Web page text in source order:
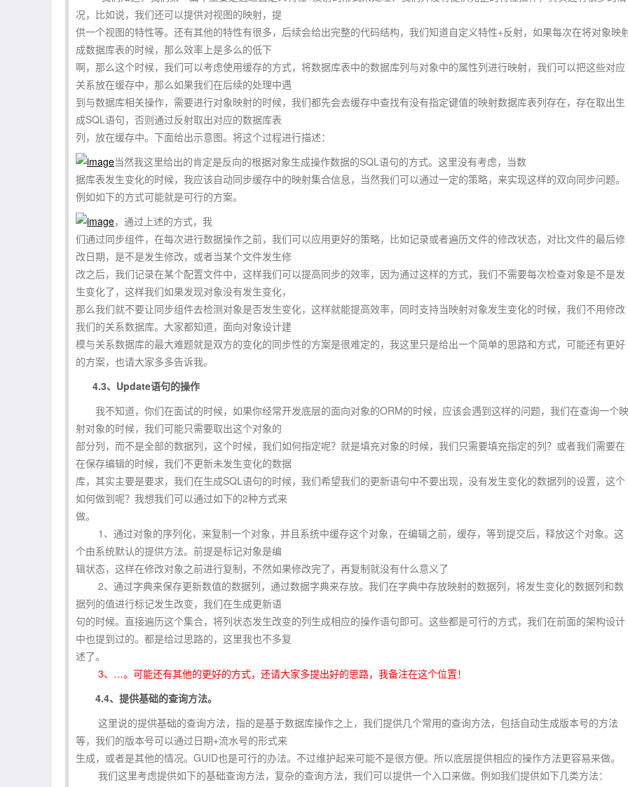
况，比如说，我们还可以提供对视图的映射，提
供一个视图的特性等。还有其他的特性有很多，后续会给出完整的代码结构，我们知道自定义特性+反射，如果每次在将对象映
成数据库表的时候，那么效率上是多么的低下
啊，那么这个时候，我们可以考虑使用缓存的方式，将数据库表中的数据库列与对象中的属性列进行映射，我们可以把这些对应
关系放在缓存中，那么如果我们在后续的处理中遇
到与数据库相关操作，需要进行对象映射的时候，我们都先会去缓存中查找有没有指定键值的映射数据库表列存在，存在取出生
成SQL语句，否则通过反射取出对应的数据库表
列，放在缓存中。下面给出示意图。将这个过程进行描述：
当然我这里给出的肯定是反向的根据对象生成操作数据的SQL语句的方式。这里没有考虑，当数
据库表发生变化的时候，我应该自动同步缓存中的映射集合信息，当然我们可以通过一定的策略，来实现这样的双向同步问题。
例如如下的方式可能就是可行的方案。
，通过上述的方式，我
们通过同步组件，在每次进行数据操作之前，我们可以应用更好的策略，比如记录或者遍历文件的修改状态，对比文件的最后修
改日期，是不是发生修改，或者当某个文件发生修
改之后，我们记录在某个配置文件中，这样我们可以提高同步的效率，因为通过这样的方式，我们不需要每次检查对象是不是发
生变化了，这样我们如果发现对象没有发生变化，
那么我们就不要让同步组件去检测对象是否发生变化，这样就能提高效率，同时支持当映射对象发生变化的时候，我们不用修改
我们的关系数据库。大家都知道，面向对象设计建
模与关系数据库的最大难题就是双方的变化的同步性的方案是很难定的，我这里只是给出一个简单的思路和方式，可能还有更好
的方案，也请大家多多告诉我。
4.3、Update语句的操作
我不知道，你们在面试的时候，如果你经常开发底层的面向对象的ORM的时候，应该会遇到这样的问题，我们在查询一个映
射对象的时候，我们可能只需要取出这个对象的
部分列，而不是全部的数据列，这个时候，我们如何指定呢？就是填充对象的时候，我们只需要填充指定的列？或者我们需要在
在保存编辑的时候，我们不更新未发生变化的数据
库，其实主要是要求，我们在生成SQL语句的时候，我们希望我们的更新语句中不要出现，没有发生变化的数据列的设置，这个
如何做到呢？我想我们可以通过如下的2种方式来
做。
1、通过对象的序列化，来复制一个对象，并且系统中缓存这个对象，在编辑之前，缓存，等到提交后，释放这个对象。这
个由系统默认的提供方法。前提是标记对象是编
辑状态，这样在修改对象之前进行复制，不然如果修改完了，再复制就没有什么意义了
2、通过字典来保存更新数值的数据列，通过数据字典来存放。我们在字典中存放映射的数据列，将发生变化的数据列和数
据列的值进行标记发生改变，我们在生成更新语
句的时候。直接遍历这个集合，将列状态发生改变的列生成相应的操作语句即可。这些都是可行的方式，我们在前面的架构设计
中也提到过的。都是给过思路的，这里我也不多复
述了。
3、…。可能还有其他的更好的方式，还请大家多提出好的思路，我备注在这个位置！
4.4、提供基础的查询方法。
这里说的提供基础的查询方法，指的是基于数据库操作之上，我们提供几个常用的查询方法，包括自动生成版本号的方法
等，我们的版本号可以通过日期+流水号的形式来
生成，或者是其他的情况。GUID也是可行的办法。不过维护起来可能不是很方便。所以底层提供相应的操作方法更容易来做。
我们这里考虑提供如下的基础查询方法，复杂的查询方法，我们可以提供一个入口来做。例如我们提供如下几类方法：